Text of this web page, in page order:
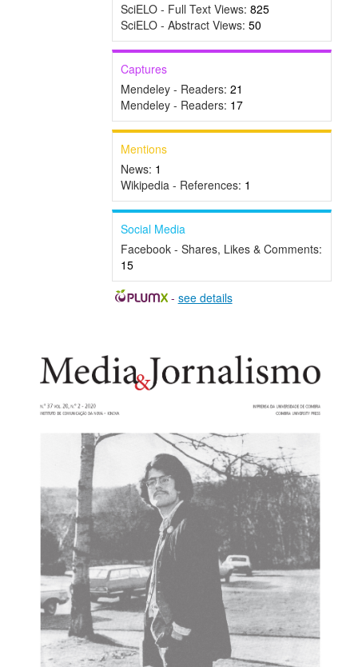
SciELO - Full Text Views: 825
SciELO - Abstract Views: 50
Captures
Mendeley - Readers: 21
Mendeley - Readers: 17
Mentions
News: 1
Wikipedia - References: 1
Social Media
Facebook - Shares, Likes & Comments:
15
- see details